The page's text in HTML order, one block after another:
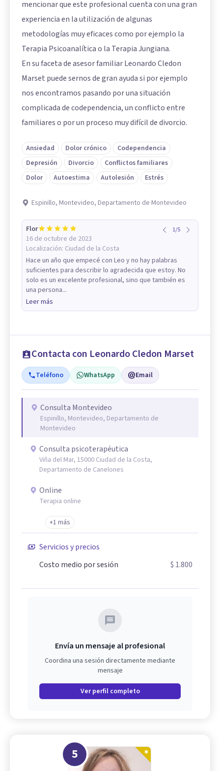
mencionar que este profesional cuenta con una gran
experiencia en la utilización de algunas
metodologías muy eficaces como por ejemplo la
Terapia Psicoanalítica o la Terapia Jungiana.
En su faceta de asesor familiar Leonardo Cledon
Marset puede sernos de gran ayuda si por ejemplo
nos encontramos pasando por una situación
complicada de codependencia, un conflicto entre
familiares o por un proceso muy difícil de divorcio.
Ansiedad Dolor crónico
Codependencia
Depresión
Divorcio
Conflictos familiares
Dolor
Autoestima Autolesión Estrés
Espinillo, Montevideo, Departamento de Montevideo
Flor
16 de octubre de 2023
Localización: Ciudad de la Costa
1/5
Hace un año que empecé con Leo y no hay palabras
suficientes para describir lo agradecida que estoy. No
solo es un excelente profesional, sino que también es
una persona...
Leer más
Contacta con Leonardo Cledon Marset
Teléfono WhatsApp Email
Consulta Montevideo
Espinillo, Montevideo, Departamento de
Montevideo
Consulta psicoterapéutica
Viña del Mar, 15000 Ciudad de la Costa,
Departamento de Canelones
Online
Terapia online
+1 más
Servicios y precios
Costo medio por sesión
$ 1.800
Envía un mensaje al profesional
Coordina una sesión directamente mediante
mensaje
Ver perfil completo
5